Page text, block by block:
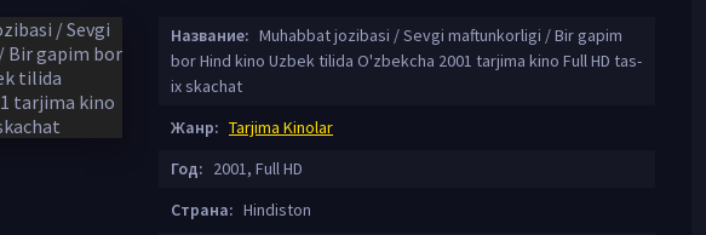
Название: Muhabbat jozibasi / Sevgi maftunkorligi / Bir gapim
bor Hind kino Uzbek tilida O'zbekcha 2001 tarjima kino Full HD tas-
ix skachat
Жанр: Tarjima Kinolar
Год: 2001, Full HD
Страна: Hindiston